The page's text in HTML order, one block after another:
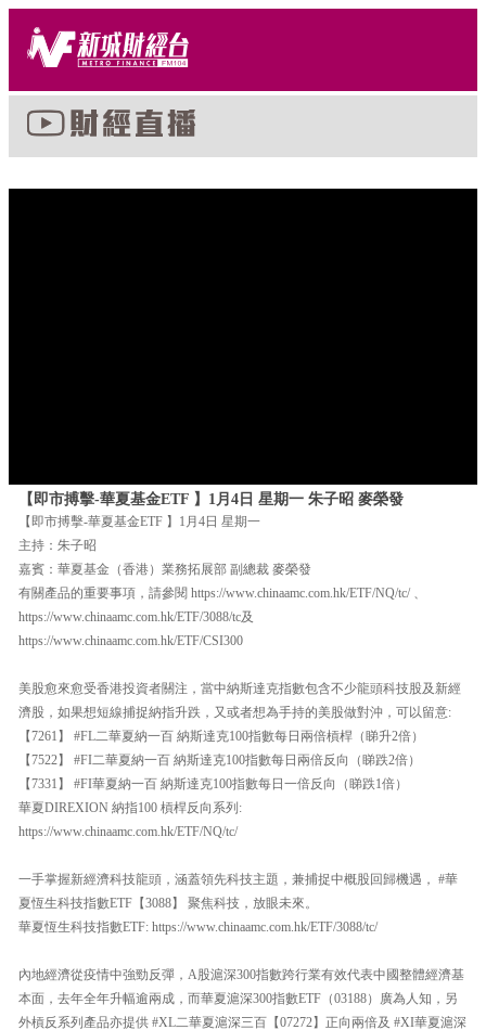
【即市搏擊-華夏基金ETF 】1月4日 星期一 朱子昭 麥榮發
【即市搏擊-華夏基金ETF 】1月4日 星期一
主持：朱子昭
嘉賓：華夏基金（香港）業務拓展部 副總裁 麥榮發
有關產品的重要事項，請參閱 https://www.chinaamc.com.hk/ETF/NQ/tc/ 、
https://www.chinaamc.com.hk/ETF/3088/tc及
https://www.chinaamc.com.hk/ETF/CSI300
美股愈來愈受香港投資者關注，當中納斯達克指數包含不少龍頭科技股及新經
濟股，如果想短線捕捉納指升跌，又或者想為手持的美股做對沖，可以留意:
【7261】 #FL二華夏納一百 納斯達克100指數每日兩倍槓桿（睇升2倍）
【7522】 #FI二華夏納一百 納斯達克100指數每日兩倍反向（睇跌2倍）
【7331】 #FI華夏納一百 納斯達克100指數每日一倍反向（睇跌1倍）
華夏DIREXION 納指100 槓桿反向系列:
https://www.chinaamc.com.hk/ETF/NQ/tc/
一手掌握新經濟科技龍頭，涵蓋領先科技主題，兼捕捉中概股回歸機遇， #華
夏恆生科技指數ETF【3088】 聚焦科技，放眼未來。
華夏恆生科技指數ETF: https://www.chinaamc.com.hk/ETF/3088/tc/
內地經濟從疫情中強勁反彈，A股滬深300指數跨行業有效代表中國整體經濟基
本面，去年全年升幅逾兩成，而華夏滬深300指數ETF（03188）廣為人知，另
外槓反系列產品亦提供 #XL二華夏滬深三百【07272】正向兩倍及 #XI華夏滬深